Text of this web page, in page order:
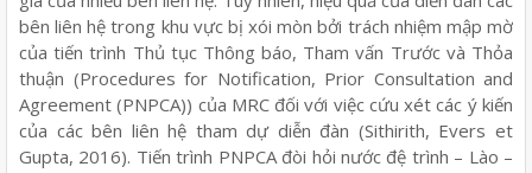
bên liên hệ trong khu vực bị xói mòn bởi trách nhiệm mập mờ
của tiến trình Thủ tục Thông báo, Tham vấn Trước và Thỏa
thuận (Procedures for Notification, Prior Consultation and
Agreement (PNPCA)) của MRC đối với việc cứu xét các ý kiến
của các bên liên hệ tham dự diễn đàn (Sithirith, Evers et
Gupta, 2016). Tiến trình PNPCA đòi hỏi nước đệ trình – Lào –